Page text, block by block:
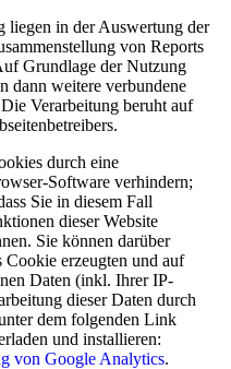
liegen in der Auswertung der
von Reports
Grundlage der Nutzung
dann weitere verbundene
Verarbeitung beruht auf
durch eine
Software verhindern;
Sie in diesem Fall
dieser Website
Sie können darüber
Cookie erzeugten und auf
Daten (inkl. Ihrer IP-
dieser Daten durch
dem folgenden Link
und installieren:
von Google Analytics.